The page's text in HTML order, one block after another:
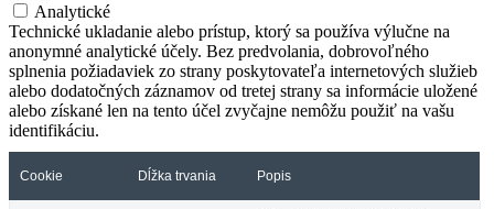
Analytické
Technické ukladanie alebo prístup, ktorý sa používa výlučne na
anonymné analytické účely. Bez predvolania, dobrovoľného
splnenia požiadaviek zo strany poskytovateľa internetových služieb
alebo dodatočných záznamov od tretej strany sa informácie uložené
alebo získané len na tento účel zvyčajne nemôžu použiť na vašu
identifikáciu.
Cookie Dĺžka trvania Popis